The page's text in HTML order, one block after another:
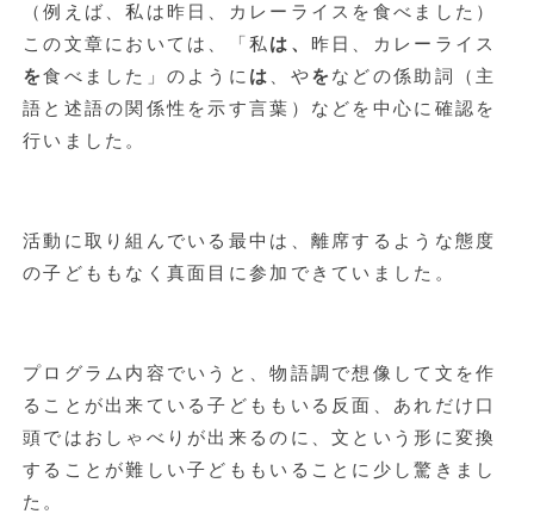
（例えば、私は昨日、カレーライスを食べました）
この文章においては、「私は、 昨日、カレーライス
を食べました」のように は 、やを などの係助詞（主
語と述語の関係性を示す言葉）などを中心に確認を
行いました。
活動に取り組んでいる最中は、離席するような態度
の子どももなく真面目に参加できていました。
プログラム内容でいうと、物語調で想像して文を作
ることが出来ている子どももいる反面、あれだけ口
頭ではおしゃべりが出来るのに、文という形に変換
することが難しい子どももいることに少し驚きまし
た。